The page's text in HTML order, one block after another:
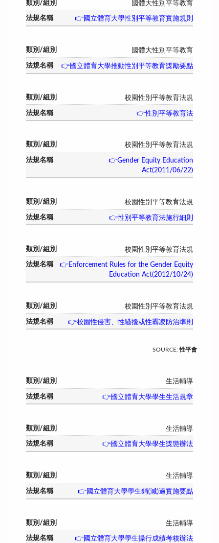
國體大性別平等教育
👉國立體育大學性別平等教育實施規則
國體大性別平等教育
👉國立體育大學推動性別平等教育獎勵要點
校園性別平等教育法規
👉性別平等教育法
校園性別平等教育法規
👉Gender Equity Education
Act(2011/06/22)
校園性別平等教育法規
👉性別平等教育法施行細則
校園性別平等教育法規
👉Enforcement Rules for the Gender Equity
Education Act(2012/10/24)
校園性別平等教育法規
👉校園性侵害、性騷擾或性霸凌防治準則
SOURCE:性平會
生活輔導
👉國立體育大學學生生活規章
生活輔導
👉國立體育大學學生獎懲辦法
生活輔導
👉國立體育大學學生銷(減)過實施要點
生活輔導
👉國立體育大學學生操行成績考核辦法